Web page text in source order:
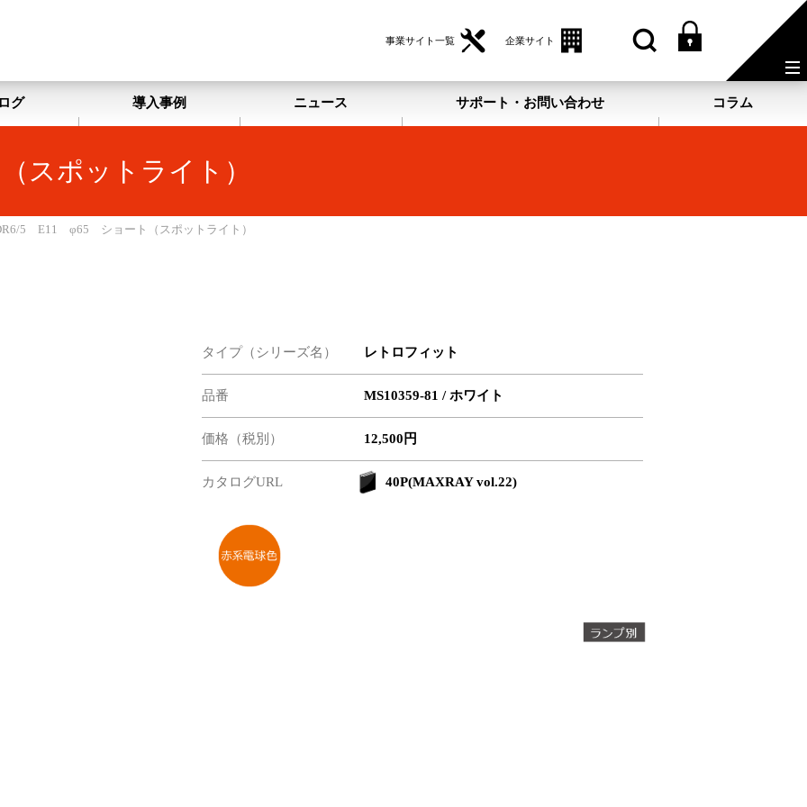
事業サイト一覧 企業サイト
グ 導入事例 ニュース サポート・お問い合わせ コラム
ポットライト）
5 E11 φ65 ショート（スポットライト）
タイプ（シリーズ名） レトロフィット
品番 MS10359-81 / ホワイト
価格（税別） 12,500円
カタログURL 40P(MAXRAY vol.22)